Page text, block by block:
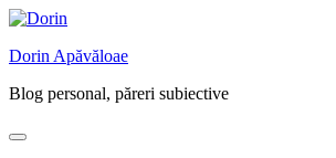
Skip
content
Dorin Apăvăloae
Blog personal, păreri subiective